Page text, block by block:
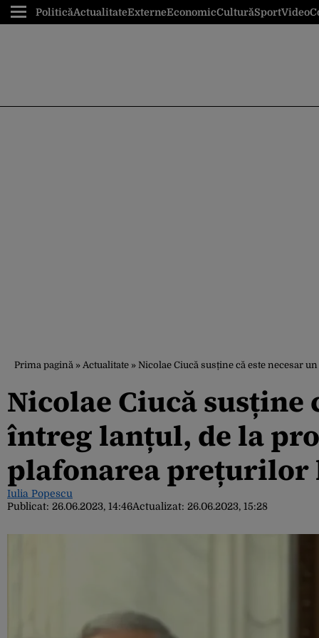
PoliticăActualitateExterneEconomicCulturăSportVideo
Prima pagină » Actualitate » Nicolae Ciucă susține că este necesar
Nicolae Ciucă susține
întreg lanțul, de la
plafonarea prețurilor
Iulia Popescu
Publicat: 26.06.2023, 14:46Actualizat: 26.06.2023, 15:28